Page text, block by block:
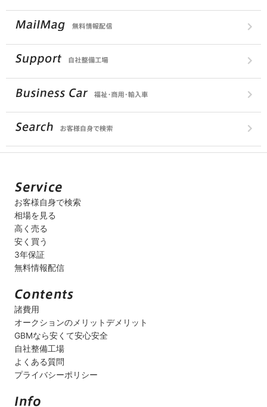
お客様自身で検索
相場を見る
高く売る
安く買う
3年保証
無料情報配信
諸費用
オークションのメリットデメリット
GBMなら安くて安心安全
自社整備工場
よくある質問
プライバシーポリシー